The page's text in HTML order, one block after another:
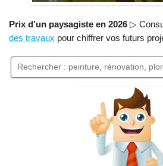
Prix d’un paysagiste en 2026▷
des travaux pour chiffrer vos futurs